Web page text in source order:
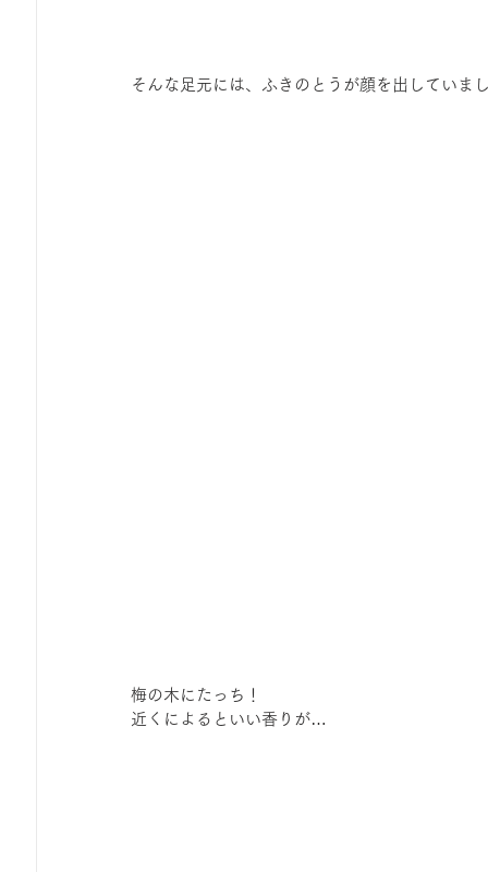
そんな足元には、ふきのとうが顔を出していま
梅の木にたっち！
近くによるといい香りが…